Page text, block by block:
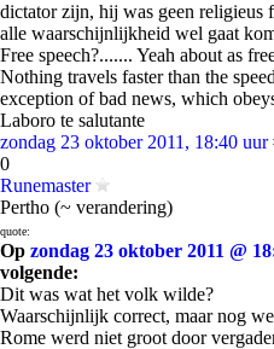
dictator zijn, hij was geen religieus
alle waarschijnlijkheid wel gaat
Free speech?....... Yeah about as
Nothing travels faster than the
exception of bad news, which
Laboro te salutante
zondag 23 oktober 2011, 18:40 uur
0
Runemaster
Pertho (~ verandering)
quote:
Op zondag 23 oktober 2011 @
volgende:
Dit was wat het volk wilde?
Waarschijnlijk correct, maar nog
Rome werd niet groot door